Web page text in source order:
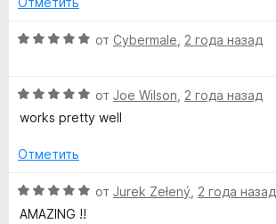
а
з
5
н
а
з
О
н
е
о
а
5
от Cybermale 2 года назад
О
ц
н
н
о
от Joe Wilson 2 года назад
works pretty well
Отметить
О
ц
от Jurek Zełený 2 года назад
AMAZING !!